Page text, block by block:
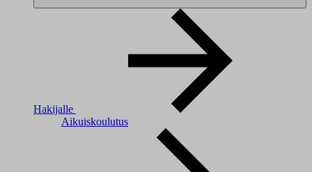
Hakijalle
Aikuiskoulutus